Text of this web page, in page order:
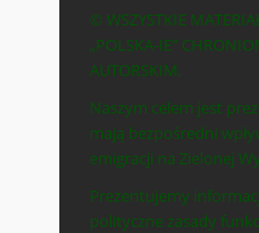
© WSZYSTKIE
„POLSKA-IE”
AUTORSKIM.
Naszym celem jest
mają bezpośredni
emigracji na Zielonej
Prezentujemy
polityczne zasady